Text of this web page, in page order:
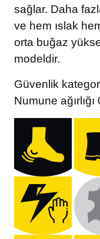
sağlar. Daha
ve hem ıslak
orta buğaz
modeldir.
Güvenlik
Numune